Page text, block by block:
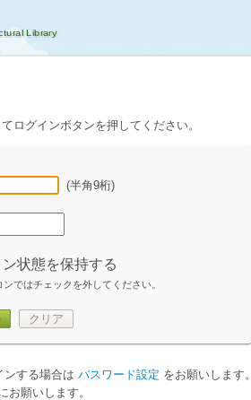
ログインボタンを押してください。
(半角9桁)
状態を保持する
ではチェックを外してください。
クリア
ンする場合は パスワード設定 をお願いします。
お願いします。